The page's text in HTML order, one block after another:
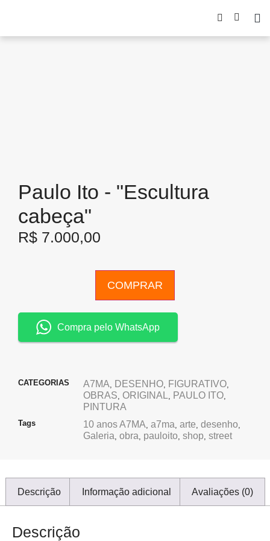
Paulo Ito - "Escultura
cabeça"
R$ 7.000,00
COMPRAR
Compra pelo WhatsApp
CATEGORIAS A7MA, DESENHO, FIGURATIVO,
OBRAS, ORIGINAL, PAULO ITO,
PINTURA
Tags 10 anos A7MA, a7ma, arte, desenho,
Galeria, obra, pauloito, shop, street
Descrição Informação adicional Avaliações (0)
Descrição